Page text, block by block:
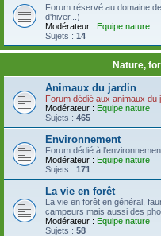
Forum réservé au domaine
d'hiver...)
Modérateur : Equipe nature
Sujets : 14
Nature,
Animaux du jardin
Forum dédié aux animaux
Modérateur : Equipe nature
Sujets : 465
Environnement
Forum dédié à
Modérateur : Equipe nature
Sujets : 171
La vie en forêt
La vie en forêt en général,
campeurs mais aussi des
Modérateur : Equipe nature
Sujets : 58